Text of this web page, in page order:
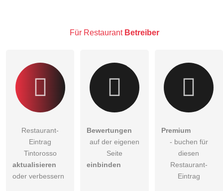
Besucher sichtbar.
Für Restaurant Betreiber
Restaurant-
Eintrag
Tintorosso
aktualisieren
oder verbessern
Bewertungen
auf der eigenen
Seite
einbinden
Premium
- buchen für
diesen
Restaurant-
Eintrag